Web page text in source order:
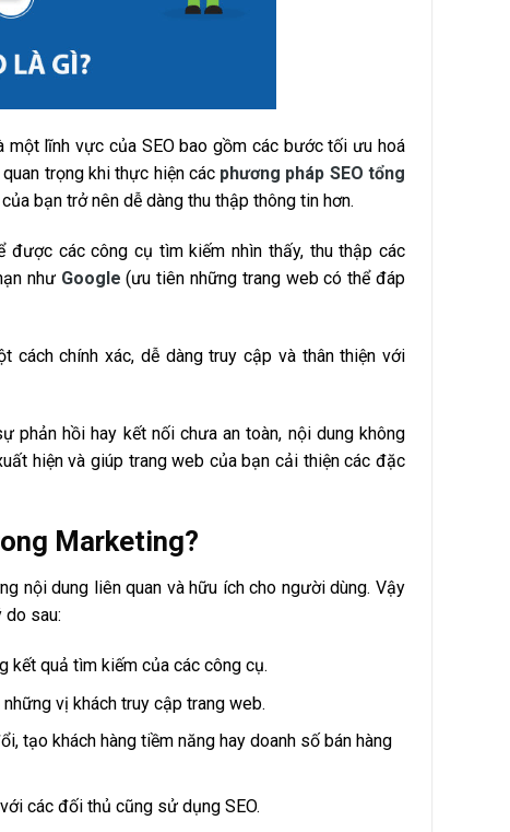
một lĩnh vực của SEO bao gồm các bước tối ưu hoá
trọng khi thực hiện các phương pháp SEO tổng
bạn trở nên dễ dàng thu thập thông tin hơn.
các công cụ tìm kiếm nhìn thấy, thu thập các
như Google (ưu tiên những trang web có thể đáp
cách chính xác, dễ dàng truy cập và thân thiện với
phản hồi hay kết nối chưa an toàn, nội dung không
hiện và giúp trang web của bạn cải thiện các đặc
Marketing?
nội dung liên quan và hữu ích cho người dùng. Vậy
do sau:
kết quả tìm kiếm của các công cụ.
vị khách truy cập trang web.
tạo khách hàng tiềm năng hay doanh số bán hàng
các đối thủ cũng sử dụng SEO.